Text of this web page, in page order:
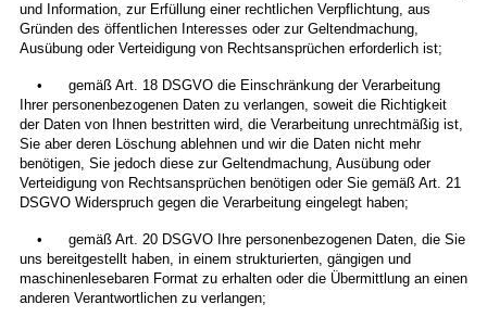
und Information, zur Erfüllung einer rechtlichen Verpflichtung, aus
Gründen des öffentlichen Interesses oder zur Geltendmachung,
Ausübung oder Verteidigung von Rechtsansprüchen erforderlich ist;
• gemäß Art. 18 DSGVO die Einschränkung der Verarbeitung
Ihrer personenbezogenen Daten zu verlangen, soweit die Richtigkeit
der Daten von Ihnen bestritten wird, die Verarbeitung unrechtmäßig ist,
Sie aber deren Löschung ablehnen und wir die Daten nicht mehr
benötigen, Sie jedoch diese zur Geltendmachung, Ausübung oder
Verteidigung von Rechtsansprüchen benötigen oder Sie gemäß Art. 21
DSGVO Widerspruch gegen die Verarbeitung eingelegt haben;
• gemäß Art. 20 DSGVO Ihre personenbezogenen Daten, die Sie
uns bereitgestellt haben, in einem strukturierten, gängigen und
maschinenlesebaren Format zu erhalten oder die Übermittlung an einen
anderen Verantwortlichen zu verlangen;